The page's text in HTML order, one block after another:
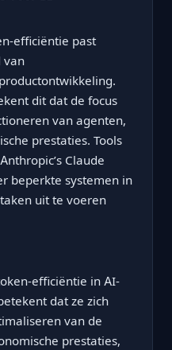
efficiëntie past
van
dit dat de focus
van agenten,
prestaties. Tools
Claude
beperkte systemen in
uit te voeren
efficiëntie in AI-
dat ze zich
van de
prestaties,